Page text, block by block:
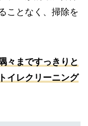
ことなく、掃除を
々まですっきりと
イレクリーニング